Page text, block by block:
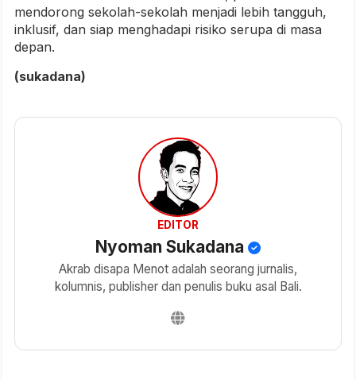
mendorong sekolah-sekolah menjadi lebih tangguh,
inklusif, dan siap menghadapi risiko serupa di masa
depan.
(sukadana)
EDITOR
Nyoman Sukadana
Akrab disapa Menot adalah seorang jurnalis,
kolumnis, publisher dan penulis buku asal Bali.